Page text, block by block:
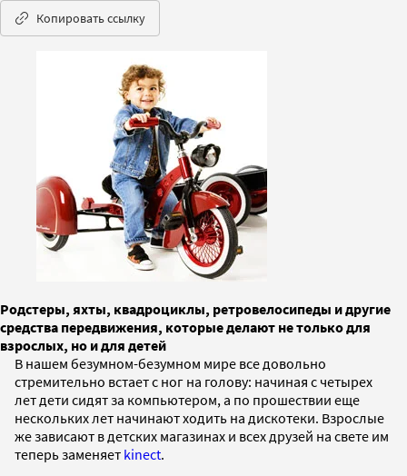
Копировать ссылку
Родстеры, яхты, квадроциклы, ретровелосипеды и другие
средства передвижения, которые делают не только для
взрослых, но и для детей
В нашем безумном-безумном мире все довольно
стремительно встает с ног на голову: начиная с четырех
лет дети сидят за компьютером, а по прошествии еще
нескольких лет начинают ходить на дискотеки. Взрослые
же зависают в детских магазинах и всех друзей на свете им
теперь заменяет kinect.